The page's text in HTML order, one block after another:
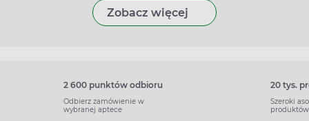
Zobacz więcej
2 600 punktów odbioru
Odbierz zamówienie w
wybranej aptece
20 tys.
Szeroki
produktów